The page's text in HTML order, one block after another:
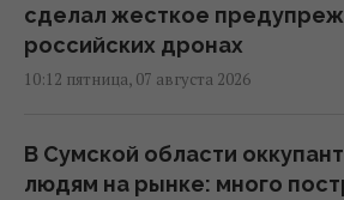
сделал жесткое
российских дронах
10:12 пятница, 07 августа 2026
В Сумской области
людям на рынке: много